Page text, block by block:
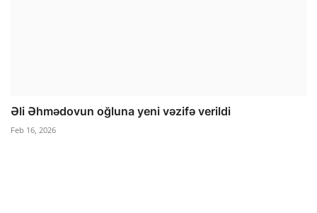
Əli Əhmədovun oğluna yeni vəzifə verildi
Feb 16, 2026